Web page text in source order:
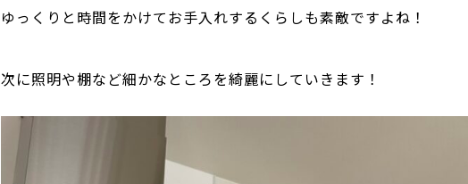
ゆっくりと時間をかけてお手入れするくらしも素敵ですよね！
次に照明や棚など細かなところを綺麗にしていきます！